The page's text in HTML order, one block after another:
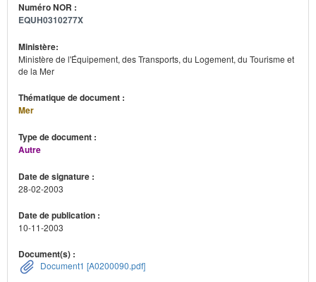
Numéro NOR :
EQUH0310277X
Ministère:
Ministère de l'Équipement, des Transports, du Logement, du Tourisme et
de la Mer
Thématique de document :
Mer
Type de document :
Autre
Date de signature :
28-02-2003
Date de publication :
10-11-2003
Document(s) :
Document1 [A0200090.pdf]